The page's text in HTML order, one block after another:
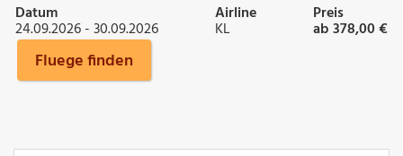
Datum
24.09.2026 - 30.09.2026
Airline
KL
Preis
ab 378,00 €
Fluege finden